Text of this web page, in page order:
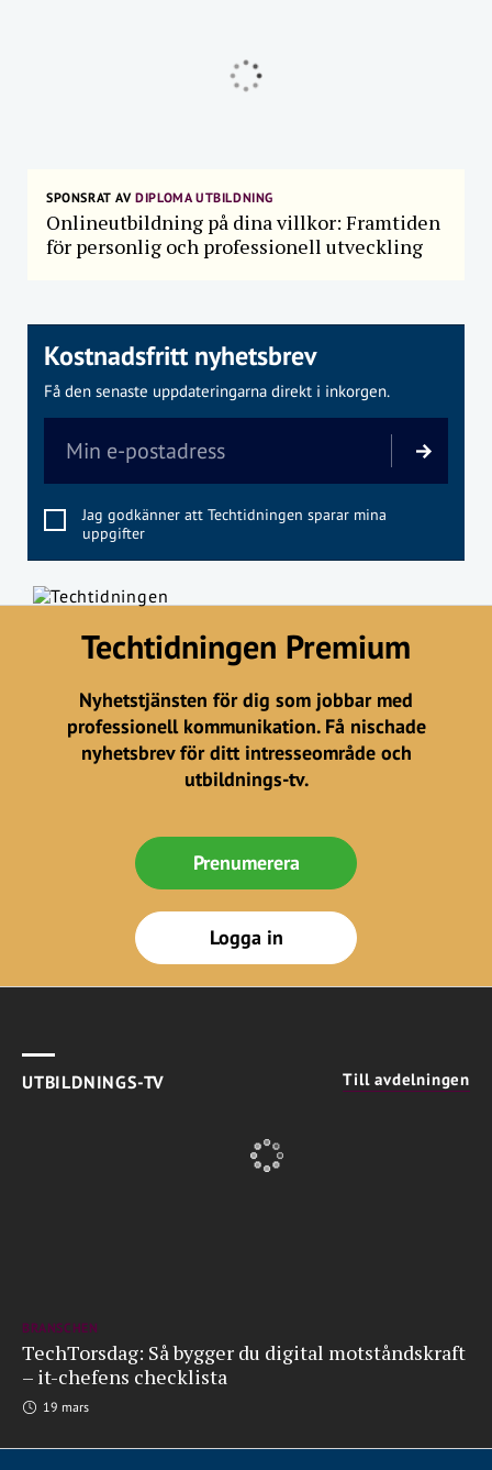
SPONSRAT AVDIPLOMA UTBILDNING
Onlineutbildning på dina villkor: Framtiden
för personlig och professionell utveckling
Kostnadsfritt nyhetsbrev
Få den senaste uppdateringarna direkt i inkorgen.
Jag godkänner att Techtidningen sparar mina
uppgifter
Techtidningen Premium
Nyhetstjänsten för dig som jobbar med
professionell kommunikation. Få nischade
nyhetsbrev för ditt intresseområde och
utbildnings-tv.
Prenumerera
Logga in
UTBILDNINGS-TV Till avdelningen
BRANSCHEN
TechTorsdag: Så bygger du digital motståndskraft
– it-chefens checklista
19 mars